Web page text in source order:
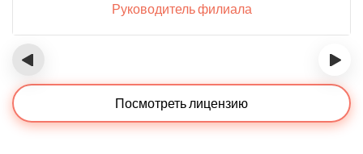
Руководитель филиала
‹ ›
Посмотреть лицензию